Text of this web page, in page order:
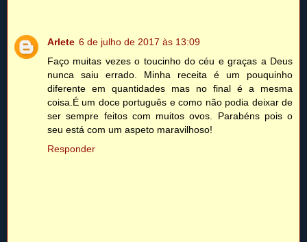
Arlete 6 de julho de 2017 às 13:09
Faço muitas vezes o toucinho do céu e graças a Deus
nunca saiu errado. Minha receita é um pouquinho
diferente em quantidades mas no final é a mesma
coisa.É um doce português e como não podia deixar de
ser sempre feitos com muitos ovos. Parabéns pois o
seu está com um aspeto maravilhoso!
Responder